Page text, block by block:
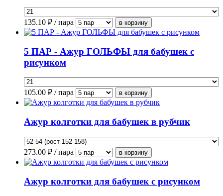
135.10 ₽ / пара
5 ПАР - Ажур ГОЛЬФЫ для бабушек с
рисунком
105.00 ₽ / пара
Ажур колготки для бабушек в рубчик
273.00 ₽ / пара
Ажур колготки для бабушек с рисунком